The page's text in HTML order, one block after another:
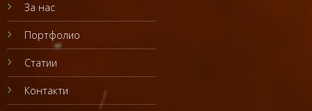
За нас
Портфолио
Статии
Контакти